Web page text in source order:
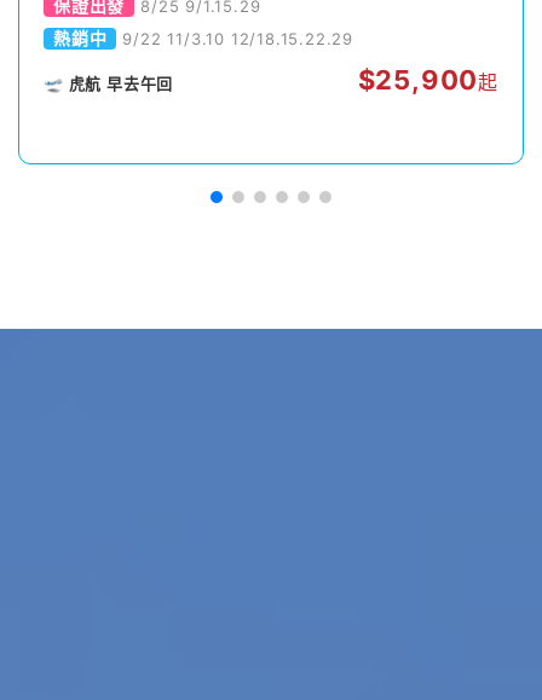
保證出發 8/25 9/1.15.29
熱銷中 9/22 11/3.10 12/18.15.22.29
🛫 虎航 早去午回 $25,900起